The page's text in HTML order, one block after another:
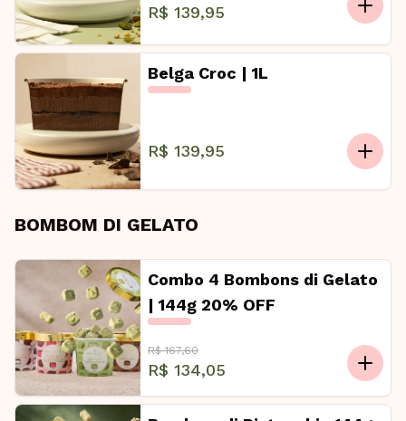
R$ 139,95
Belga Croc | 1L
R$ 139,95
BOMBOM DI GELATO
Combo 4 Bombons di Gelato
| 144g 20% OFF
R$ 167,60
R$ 134,05